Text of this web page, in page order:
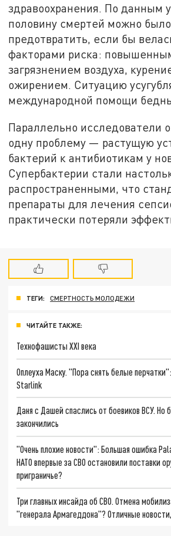
здравоохранения. По данным
половину смертей можно было
предотвратить, если бы
факторами риска:
загрязнением воздуха,
ожирением. Ситуацию
международной помощи
Параллельно исследователи
одну проблему — растущую
бактерий к антибиотикам у
Супербактерии стали
распространенными, что
препараты для лечения
практически потеряли
ТЕГИ: СМЕРТНОСТЬ МОЛОДЕЖИ
ЧИТАЙТЕ ТАКЖЕ:
Технофашисты XXI века
Оплеуха Маску. "Пора снять белые
Starlink
Даня с Дашей спаслись от боевиков ВСУ.
закончились
"Очень плохие новости": Большая ошибка
НАТО впервые за СВО остановили поставки
приграничье?
Три главных инсайда об СВО. Отмена
"генерала Армагеддона"? Отличные